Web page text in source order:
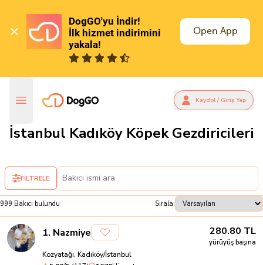
DogGO'yu İndir!
İlk hizmet indirimini
yakala!
Open App
Kaydol / Giriş Yap
İstanbul Kadıköy Köpek Gezdiricileri
FİLTRELE
999 Bakıcı bulundu Sırala:
1. Nazmiye 280.80 TL
yürüyüş başına
Kozyatağı, Kadıköy/İstanbul